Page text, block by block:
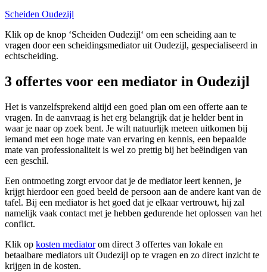
Scheiden Oudezijl
Klik op de knop ‘Scheiden Oudezijl‘ om een scheiding aan te
vragen door een scheidingsmediator uit Oudezijl, gespecialiseerd in
echtscheiding.
3 offertes voor een mediator in Oudezijl
Het is vanzelfsprekend altijd een goed plan om een offerte aan te
vragen. In de aanvraag is het erg belangrijk dat je helder bent in
waar je naar op zoek bent. Je wilt natuurlijk meteen uitkomen bij
iemand met een hoge mate van ervaring en kennis, een bepaalde
mate van professionaliteit is wel zo prettig bij het beëindigen van
een geschil.
Een ontmoeting zorgt ervoor dat je de mediator leert kennen, je
krijgt hierdoor een goed beeld de persoon aan de andere kant van de
tafel. Bij een mediator is het goed dat je elkaar vertrouwt, hij zal
namelijk vaak contact met je hebben gedurende het oplossen van het
conflict.
Klik op kosten mediatorom direct 3 offertes van lokale en
betaalbare mediators uit Oudezijl op te vragen en zo direct inzicht te
krijgen in de kosten.